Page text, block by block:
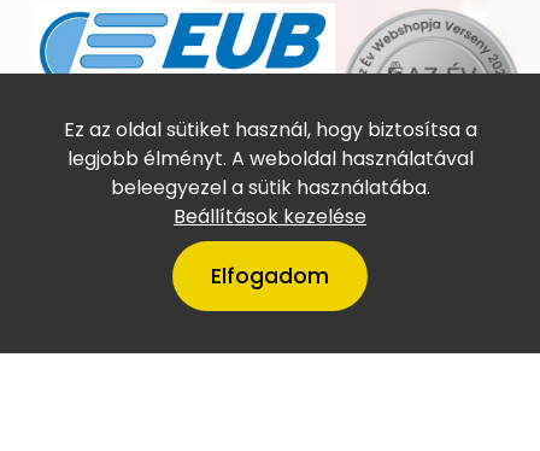
Ez az oldal sütiket használ, hogy biztosítsa a
legjobb élményt. A weboldal használatával
beleegyezel a sütik használatába.
Beállítások kezelése
Elfogadom
A VillámTúra Magyarország
szerepel